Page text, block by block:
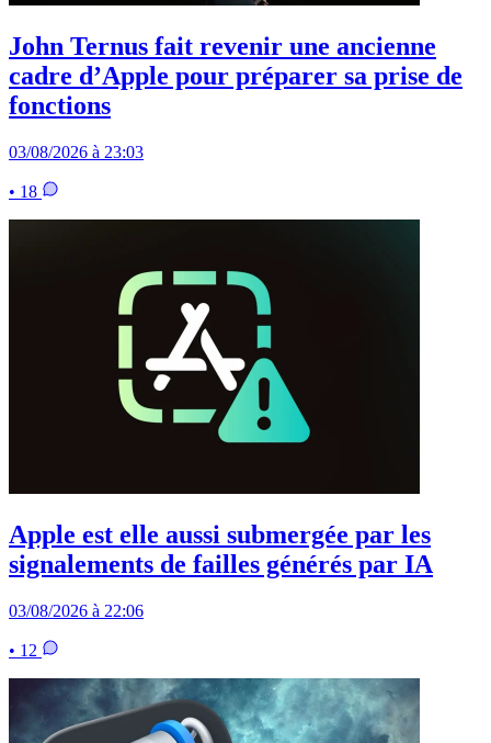
John Ternus fait revenir une ancienne
cadre d’Apple pour préparer sa prise de
fonctions
03/08/2026 à 23:03
• 18
Apple est elle aussi submergée par les
signalements de failles générés par IA
03/08/2026 à 22:06
• 12